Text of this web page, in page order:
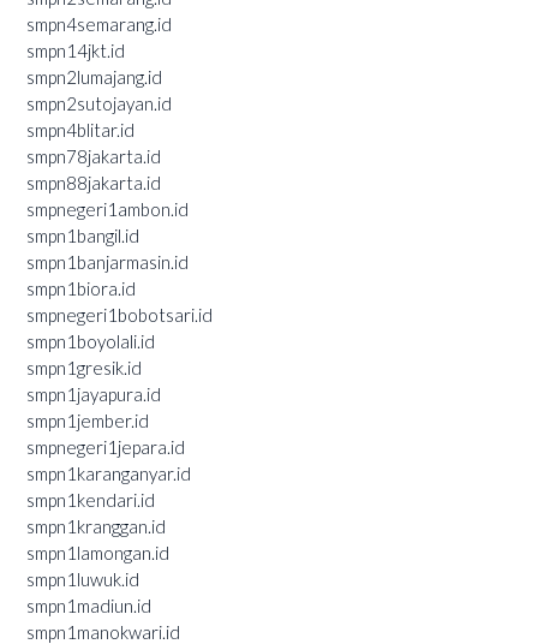
smpn4semarang.id
smpn14jkt.id
smpn2lumajang.id
smpn2sutojayan.id
smpn4blitar.id
smpn78jakarta.id
smpn88jakarta.id
smpnegeri1ambon.id
smpn1bangil.id
smpn1banjarmasin.id
smpn1biora.id
smpnegeri1bobotsari.id
smpn1boyolali.id
smpn1gresik.id
smpn1jayapura.id
smpn1jember.id
smpnegeri1jepara.id
smpn1karanganyar.id
smpn1kendari.id
smpn1kranggan.id
smpn1lamongan.id
smpn1luwuk.id
smpn1madiun.id
smpn1manokwari.id